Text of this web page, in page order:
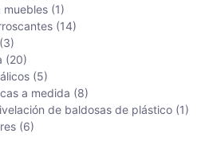
muebles (1)
(14)
(3)
(20)
(5)
a medida (8)
de baldosas de plástico (1)
(6)